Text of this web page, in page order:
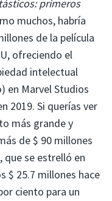
primeros
muchos, habría
de la película
ofreciendo el
intelectual
en Marvel Studios
2019. Si querías ver
más grande y
de $ 90 millones
que se estrelló en
$ 25.7 millones hace
ciento para un